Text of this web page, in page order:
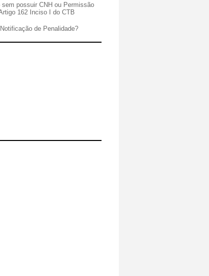
sem possuir CNH ou Permissão
162 Inciso I do CTB
de Penalidade?